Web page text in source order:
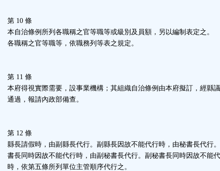
第 10 條
本自治條例所列各職稱之官等職等或級別及員額，另以編制表定之。
各職稱之官等職等，依職務列等表之規定。
第 11 條
本府得視實際需要，設事業機構；其組織自治條例由本府擬訂，經縣
通過，報請內政部備查。
第 12 條
縣長請假時，由副縣長代行。副縣長因故不能代行時，由秘書長代行
書長同時因故不能代行時，由副秘書長代行。副秘書長同時因故不能
時，依第五條所列單位主管順序代行之。